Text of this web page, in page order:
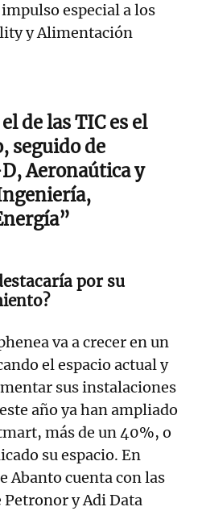
especial a los
y Alimentación
de las TIC es el
seguido de
Aeronaútica y
por su
va a crecer en un
el espacio actual y
sus instalaciones
año ya han ampliado
más de un 40%, o
su espacio. En
Abanto cuenta con las
y Adi Data